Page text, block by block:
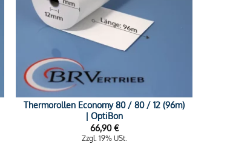
Thermorollen Economy 80 / 80 / 12 (96m)
| OptiBon
66,90€
Zzgl. 19% USt.